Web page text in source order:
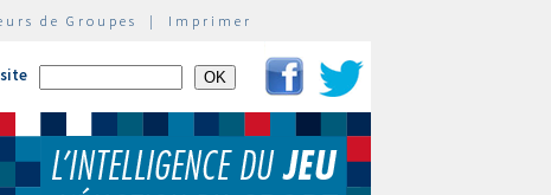
de Groupes | Imprimer
site